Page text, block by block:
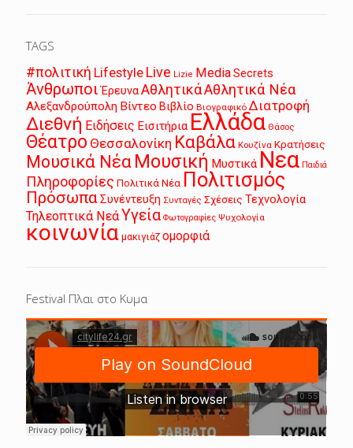
TAGS
#πολιτική Lifestyle Live Lizie MediaSecrets
Άνθρωποι ΈρευναΑθλητικάΑθλητικά Νέα
Αλεξανδρούπολη Βίντεο Βιβλίο Βιογραφικό Διατροφή
Διεθνή Ειδήσεις Εισιτήρια Ελλάδα Θάσος
Θέατρο Θεσσαλονίκη Καβάλα Κουζίνα Κρατήσεις
Μουσικά Νέα Μουσική Μυστικά Νεα Παιδιά
Πληροφορίες Πολιτικά Νέα Πολιτισμός
ΠρόσωπαΣυνέντευξη Συνταγές Σχέσεις Τεχνολογία
Τηλεοπτικά ΝεάΥγεία Φωτογραφίες Ψυχολογία
κοινωνία μακιγιάζ ομορφιά
Festival Πλαι στο Κυμα